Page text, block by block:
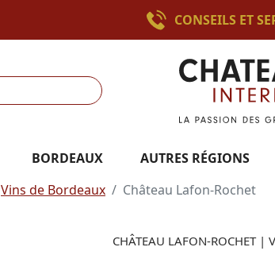
CONSEILS ET
BORDEAUX AUTRES RÉGIONS
Vins de Bordeaux Château Lafon-Rochet
CHÂTEAU LAFON-ROCHET |